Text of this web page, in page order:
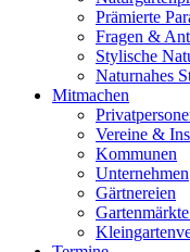
Prämierte
Fragen &
Stylische
Naturnahes
Mitmachen
Vereine &
Kommunen
Unternehmen
Gärtnereien